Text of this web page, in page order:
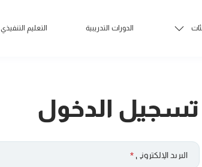
الدورات التدريبية التعليم التنفيذي
تسجيل الدخول
البريد الإلكتروني *